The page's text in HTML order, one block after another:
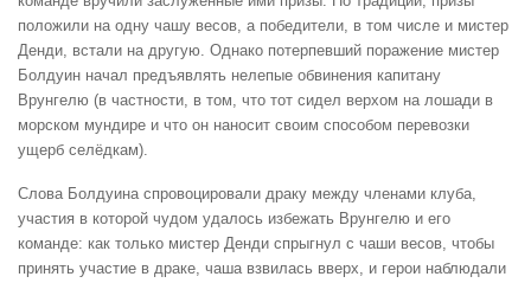
положили на одну чашу весов, а победители, в том числе и мистер
Денди, встали на другую. Однако потерпевший поражение мистер
Болдуин начал предъявлять нелепые обвинения капитану
Врунгелю (в частности, в том, что тот сидел верхом на лошади в
морском мундире и что он наносит своим способом перевозки
ущерб селёдкам).
Слова Болдуина спровоцировали драку между членами клуба,
участия в которой чудом удалось избежать Врунгелю и его
команде: как только мистер Денди спрыгнул с чаши весов, чтобы
принять участие в драке, чаша взвилась вверх, и герои наблюдали